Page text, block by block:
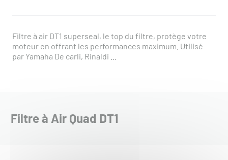
Filtre à air DT1 superseal, le top du filtre, protège votre
moteur en offrant les performances maximum. Utilisé
par Yamaha De carli, Rinaldi ...
Filtre à Air Quad DT1